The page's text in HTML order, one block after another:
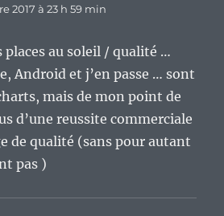
2017 à 23 h 59 min
places au soleil / qualité …
Android et j’en passe … sont
mais de mon point de
d’une reussite commerciale
de qualité (sans pour autant
pas )